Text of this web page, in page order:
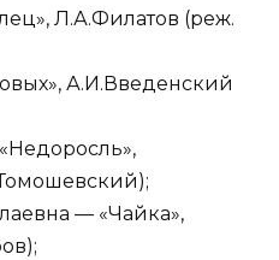
Л.А.Филатов (реж.
А.И.Введенский
— «Чайка»,